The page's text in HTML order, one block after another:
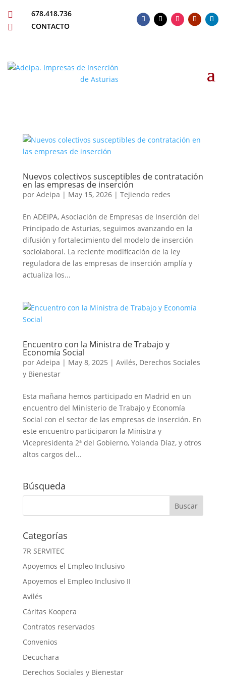
 678.418.736
 CONTACTO
Nuevos colectivos susceptibles de contratación
en las empresas de inserción
por Adeipa | May 15, 2026| Tejiendo redes
En ADEIPA, Asociación de Empresas de Inserción del
Principado de Asturias, seguimos avanzando en la
difusión y fortalecimiento del modelo de inserción
sociolaboral. La reciente modificación de la ley
reguladora de las empresas de inserción amplía y
actualiza los...
Encuentro con la Ministra de Trabajo y
Economía Social
por Adeipa | May 8, 2025 | Avilés, Derechos Sociales
y Bienestar
Esta mañana hemos participado en Madrid en un
encuentro del Ministerio de Trabajo y Economía
Social con el sector de las empresas de inserción. En
este encuentro participaron la Ministra y
Vicepresidenta 2ª del Gobierno, Yolanda Díaz, y otros
altos cargos del...
Búsqueda
Categorías
7R SERVITEC
Apoyemos el Empleo Inclusivo
Apoyemos el Empleo Inclusivo II
Avilés
Cáritas Koopera
Contratos reservados
Convenios
Decuchara
Derechos Sociales y Bienestar